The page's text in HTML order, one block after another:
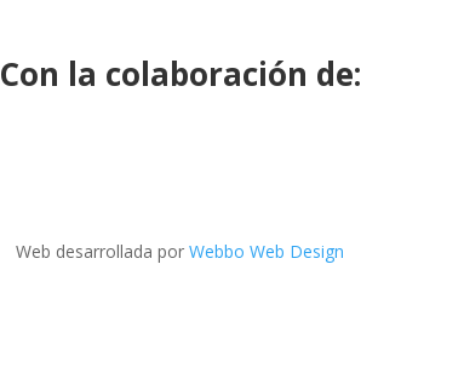
Con la colaboración de:
Web desarrollada por Webbo Web Design